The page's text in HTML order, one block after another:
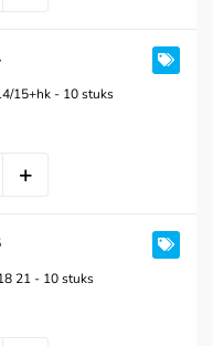
15+hk - 10 stuks
21 - 10 stuks